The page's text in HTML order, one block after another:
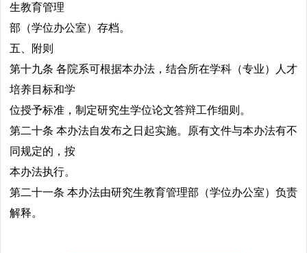
生教育管理
部（学位办公室）存档。
五、附则
第十九条 各院系可根据本办法，结合所在学科（专业）人才
培养目标和学
位授予标准，制定研究生学位论文答辩工作细则。
第二十条 本办法自发布之日起实施。原有文件与本办法有不
同规定的，按
本办法执行。
第二十一条 本办法由研究生教育管理部（学位办公室）负责
解释。